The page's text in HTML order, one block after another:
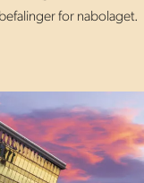
for nabolaget.